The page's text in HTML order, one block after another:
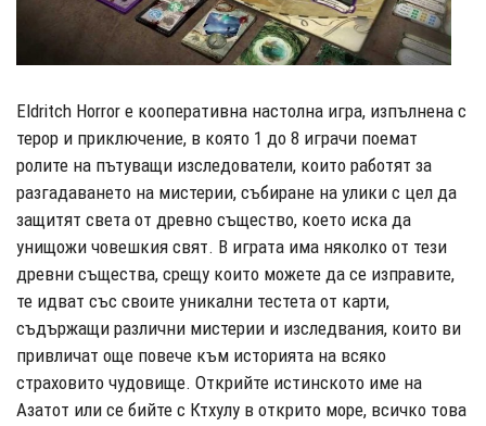
Eldritch Horror е кооперативна настолна игра, изпълнена с
терор и приключение, в която 1 до 8 играчи поемат
ролите на пътуващи изследователи, които работят за
разгадаването на мистерии, събиране на улики с цел да
защитят света от древно същество, което иска да
унищожи човешкия свят. В играта има няколко от тези
древни същества, срещу които можете да се изправите,
те идват със своите уникални тестета от карти,
съдържащи различни мистерии и изследвания, които ви
привличат още повече към историята на всяко
страховито чудовище. Открийте истинското име на
Азатот или се бийте с Ктхулу в открито море, всичко това